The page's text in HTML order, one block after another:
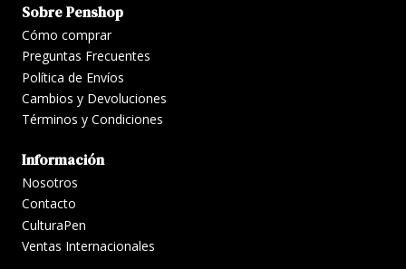
Sobre Penshop
Cómo comprar
Preguntas Frecuentes
Política de Envíos
Cambios y Devoluciones
Términos y Condiciones
Información
Nosotros
Contacto
CulturaPen
Ventas Internacionales